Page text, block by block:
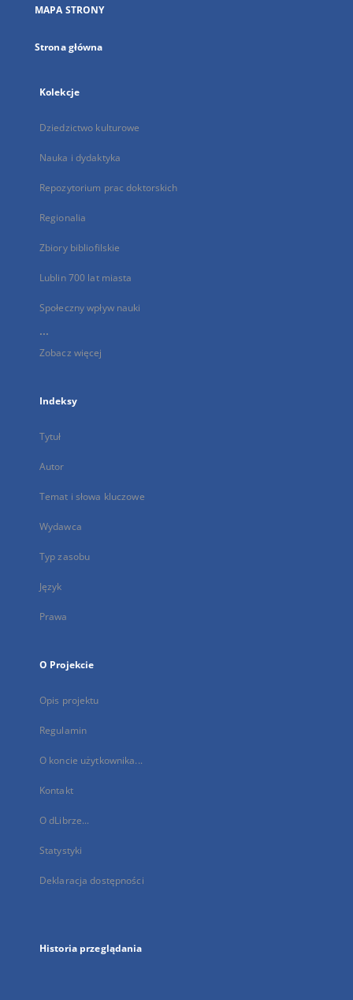
karcie
MAPA STRONY
Strona główna
Kolekcje
Dziedzictwo kulturowe
Nauka i dydaktyka
Repozytorium prac doktorskich
Regionalia
Zbiory bibliofilskie
Lublin 700 lat miasta
Społeczny wpływ nauki
...
Zobacz więcej
Indeksy
Tytuł
Autor
Temat i słowa kluczowe
Wydawca
Typ zasobu
Język
Prawa
O Projekcie
Opis projektu
Regulamin
O koncie użytkownika...
Kontakt
O dLibrze...
Statystyki
Deklaracja dostępności
Historia przeglądania